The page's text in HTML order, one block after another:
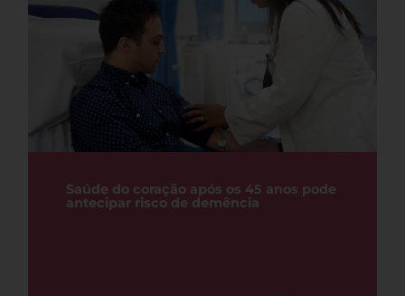
Saúde do coração após os 45 anos pode
antecipar risco de demência